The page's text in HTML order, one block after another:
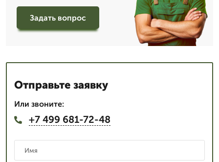
Задать вопрос
Отправьте заявку
Или звоните:
+7 499 681-72-48